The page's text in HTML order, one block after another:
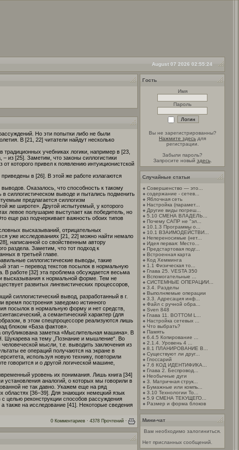
August 07 2026 02:55:24
Но эти попытки либо не были
В [21, 22] читатели найдут несколько
учебниках логики, например в [23,
из [25]. Заметим, что законы силлогистики
от которого привел к появлению интуиционистской
в [26]. В этой же работе излагаются
Оказалось, что способность к такому
силлогистическом выводе и пытались подменить
предлагается силлогизм
же широте». Другой испытуемый, у которого
левое полушарие выступает как победитель, но
еще раз подчеркивает важность обоих типов
высказываний, отрицательных
уже исследованиях [21, 22] можно найти немало
написанной со свойственным автору
раздела. Заметим, что тот подход к
в третьей главе.
силлогистические выводы, такие
этап – перевод текстов посылок в нормальную
В работе [32] эта проблема обсуждается весьма
высказывания к нормальной форме. Тем не
развитых лингвистических процессоров,
силлогистический вывод, разработанный в г.
время построения заведомо истинного
посылок в нормальную форму и нет средств,
а семантический характер (для
в этом спецпроцессоре реализуются лишь
блоком «База фактов».
опубликована заметка «Мыслительная машина». В
Шукарева на тему „Познание и мышление“. Во
мысли, т.е. выводить заключения из
ее операций получаются на экране в
используя новую технику, повторили
говорится и о другой логической машине,
уровень их понимания. Лишь книга [34]
аналогий, о которых мы говорили в
не так давно. Укажем еще на ряд
областях [36–39]. Для знающих немецкий язык
целью реконструкции способов рассуждения
также на исследование [41]. Некоторые сведения
0 Комментариев · 4378 Прочтений ·
Гость
Имя
Пароль
Вы не зарегистрированны?
Нажмите здесь для
регистрации.
Забыли пароль?
Запросите новый здесь.
Случайные статьи
Совершенство — это...
содержание - сетев...
Яблочная сеть
Настройка (парамет...
Другие виды погреш...
5.10 CМЕНА ВЛАДЕЛЬ...
Почему САПР не "эл...
10.1.3 Программы о...
10.1 ВЗАИМОДЕЙСТВИ...
Непереносимые (нет...
Идея первая: Место...
Предстартовая подг...
Встроенная карта
Код Хемминга
1.1 Физическая то...
Глава 25. VESTA 350
Вспомогательные ...
СИСТЕМНЫЕ ОПЕРАЦИИ...
3.4. Разделы
Выполняемые операции
3.3. Адресация инф...
Файл с ручной обра...
Sven 848
Глава 11. BOTTOM L...
Настройка сетевых ...
Что выбрать?
Память
6.4.5 Копирование ...
2.1.4. Уровень 4 ...
8.1 ПЛАНИРОВАНИЕ В...
Существуют ли друг...
Глоссарий
7.6 КОД ИДЕНТИФИКА...
Глава 2. Беспровод...
Необычные дуги
3. Матричная струк...
Бумажные или компь...
3.10 Технологии To...
5.9 СМЕНА ТЕКУЩЕГО...
Размер и форма блоков
Мини-чат
Вам необходимо залогиниться.
Нет присланных сообщений.